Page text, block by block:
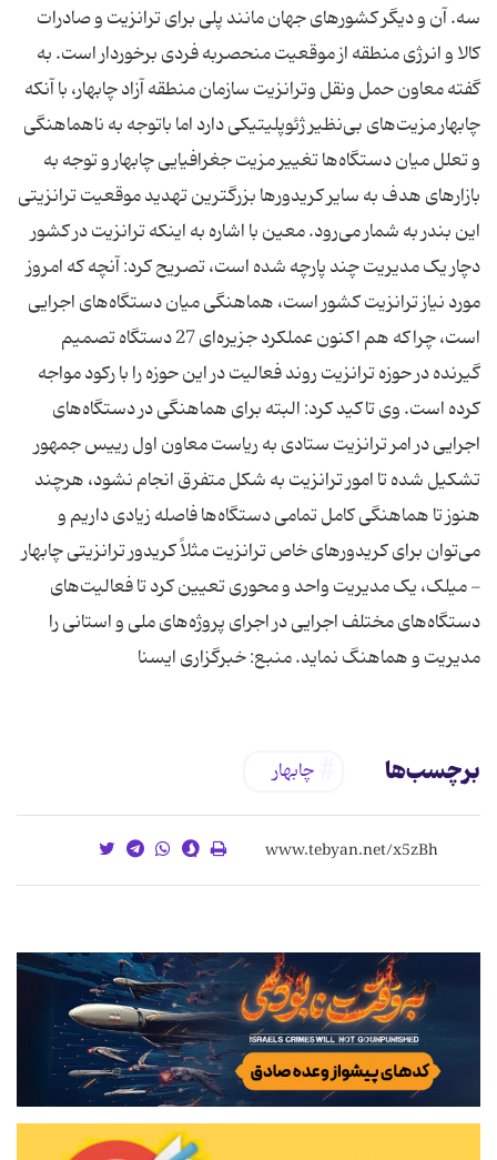
سه. آن و دیگر کشورھای جھان مانند پلی برای ترانزیت و صادرات
کالا و انرژی منطقه از موقعیت منحصربه فردی برخوردار است. به
گفته ‌معاون حمل ونقل وترانزیت سازمان منطقه آزاد چابهار، با آنکه
چابهار مزیت‌های بی‌نظیر ژئوپلیتیکی دارد اما باتوجه به ناهماهنگی
و تعلل میان دستگاه‌ها تغییر مزیت جغرافیایی چابهار و توجه به
بازارهای هدف به سایر کریدورها بزرگترین تهدید موقعیت ترانزیتی
این بندر به شمار می‌رود. معین با اشاره به اینکه ترانزیت در کشور
دچار یک مدیریت چند پارچه شده است، تصریح کرد: آنچه که امروز
مورد نیاز ترانزیت کشور است، هماهنگی میان دستگاه‌های اجرایی
است، چراکه هم اکنون عملکرد جزیره‌ای 27 دستگاه تصمیم
گیرنده در حوزه ترانزیت روند فعالیت در این حوزه را با رکود مواجه
کرده است. وی تاکید کرد: البته برای هماهنگی در دستگاه‌های
اجرایی در امر ترانزیت ستادی به ریاست معاون اول رییس جمهور
تشکیل شده تا امور ترانزیت به شکل متفرق انجام نشود، هرچند
هنوز تا هماهنگی کامل تمامی دستگاه‌ها فاصله زیادی داریم و
می‌توان برای کریدورهای خاص ترانزیت مثلاً کریدور ترانزیتی چابهار
- میلک‌، یک مدیریت واحد و محوری تعیین کرد تا فعالیت‌های
دستگاه‌های مختلف اجرایی در اجرای پروژه‌های ملی و استانی را
مدیریت و هماهنگ نماید. منبع: خبرگزاری ایسنا
برچسب‌ها چابهار